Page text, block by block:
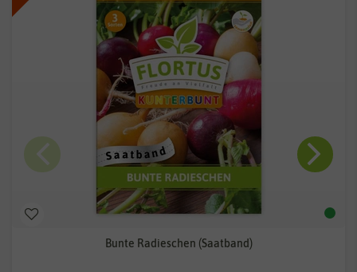
Bunte Radieschen (Saatband)